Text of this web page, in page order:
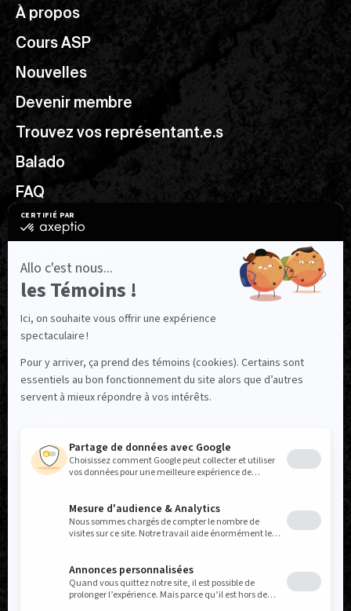
À propos
Cours ASP
Nouvelles
Devenir membre
Trouvez vos représentant.e.s
Balado
FAQ
Ressources utiles
NOUS SUIVRE
Facebook
Instagram
LinkedIn
YouTube
Politique réseaux sociaux
Politique de confidentialité